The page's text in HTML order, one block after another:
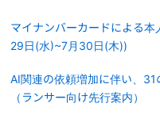
マイナンバーカードによる
29日(水)~7月30日(木))
AI関連の依頼増加に伴い、31
（ランサー向け先行案内）